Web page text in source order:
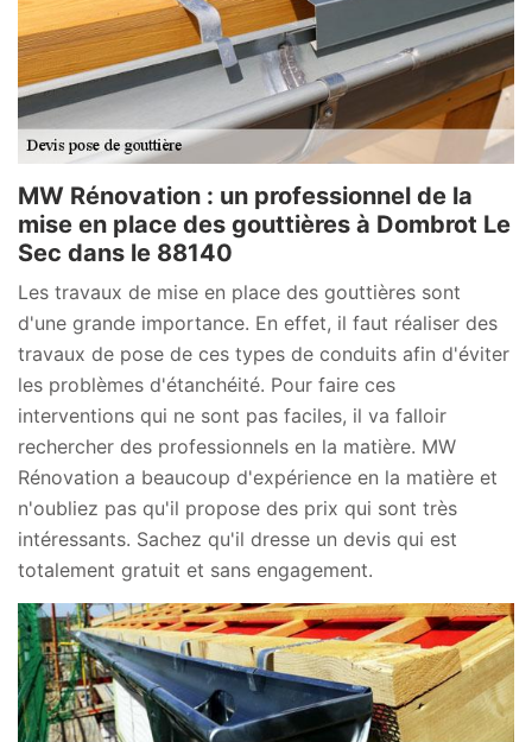
MW Rénovation : un professionnel de la
mise en place des gouttières à Dombrot Le
Sec dans le 88140
Les travaux de mise en place des gouttières sont
d'une grande importance. En effet, il faut réaliser des
travaux de pose de ces types de conduits afin d'éviter
les problèmes d'étanchéité. Pour faire ces
interventions qui ne sont pas faciles, il va falloir
rechercher des professionnels en la matière. MW
Rénovation a beaucoup d'expérience en la matière et
n'oubliez pas qu'il propose des prix qui sont très
intéressants. Sachez qu'il dresse un devis qui est
totalement gratuit et sans engagement.